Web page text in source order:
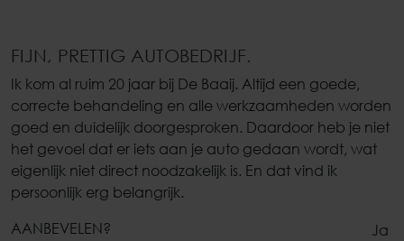
FIJN, PRETTIG AUTOBEDRIJF.
Ik kom al ruim 20 jaar bij De Baaij. Altijd een goede,
correcte behandeling en alle werkzaamheden worden
goed en duidelijk doorgesproken. Daardoor heb je niet
het gevoel dat er iets aan je auto gedaan wordt, wat
eigenlijk niet direct noodzakelijk is. En dat vind ik
persoonlijk erg belangrijk.
AANBEVELEN?
Ja